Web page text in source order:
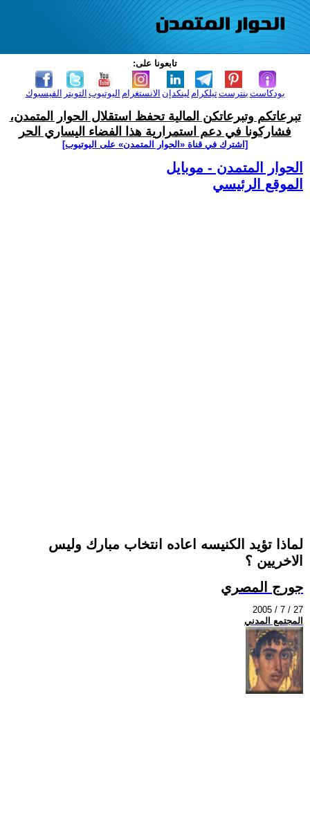
تابعونا على:
الفيسبوك التويتر اليوتيوب الانستغرام لينكدإن تيلكرامبنترست بودكاست
تبرعاتكم وتبرعاتكن المالية تحفظ استقلال الحوار المتمدن،
فشاركونا في دعم استمرارية هذا الفضاء اليساري الحر
[اشترك في قناة ‫«الحوار المتمدن» على اليوتيوب]
الحوار المتمدن - موبايل
الموقع الرئيسي
لماذا تؤيد الكنيسه اعاده انتخاب مبارك وليس
الاخريين ؟
جورج المصري
2005 / 7 / 27
المجتمع المدني